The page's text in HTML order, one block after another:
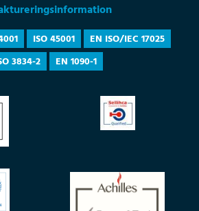
ISO 45001
EN ISO/IEC 17025
3834-2
EN 1090-1